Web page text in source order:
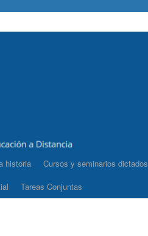
historia Cursos y seminarios dictados
Tareas Conjuntas